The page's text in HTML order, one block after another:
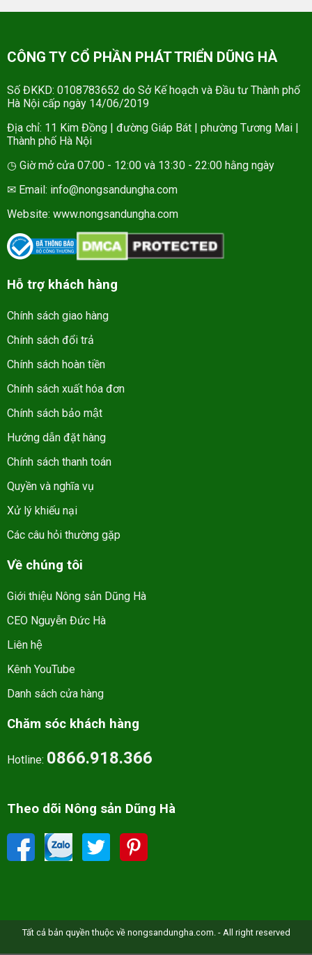
CÔNG TY CỔ PHẦN PHÁT TRIỂN DŨNG HÀ
Số ĐKKD: 0108783652 do Sở Kế hoạch và Đầu tư Thành phố
Hà Nội cấp ngày 14/06/2019
Địa chỉ: 11 Kim Đồng | đường Giáp Bát | phường Tương Mai |
Thành phố Hà Nội
◷ Giờ mở cửa 07:00 - 12:00 và 13:30 - 22:00 hằng ngày
✉ Email: info@nongsandungha.com
Website: www.nongsandungha.com
Hỗ trợ khách hàng
Chính sách giao hàng
Chính sách đổi trả
Chính sách hoàn tiền
Chính sách xuất hóa đơn
Chính sách bảo mật
Hướng dẫn đặt hàng
Chính sách thanh toán
Quyền và nghĩa vụ
Xử lý khiếu nại
Các câu hỏi thường gặp
Về chúng tôi
Giới thiệu Nông sản Dũng Hà
CEO Nguyễn Đức Hà
Liên hệ
Kênh YouTube
Danh sách cửa hàng
Chăm sóc khách hàng
Hotline: 0866.918.366
Theo dõi Nông sản Dũng Hà
Tất cả bản quyền thuộc về nongsandungha.com. - All right reserved